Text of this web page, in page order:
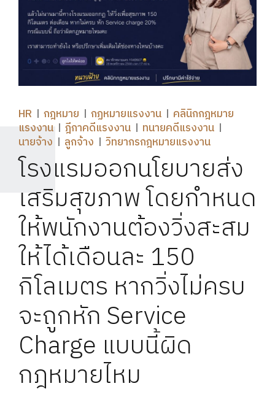
HR กฎหมาย กฏหมายแรงงาน
คลินิกกฎหมาย
แรงงาน
ฎีกาคดีแรงงาน
ทนายคดีแรงงาน
นายจ้าง
ลูกจ้าง วิทยากรกฎหมายแรงงาน
โรงแรมออกนโยบายส่ง
เสริมสุขภาพ โดยกำหนด
ให้พนักงานต้องวิ่งสะสม
ให้ได้เดือนละ 150
กิโลเมตร หากวิ่งไม่ครบ
จะถูกหัก Service
Charge แบบนี้ผิด
กฎหมายไหม